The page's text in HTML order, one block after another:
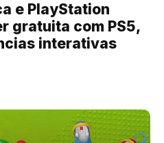
e PlayStation
gratuita com PS5,
interativas